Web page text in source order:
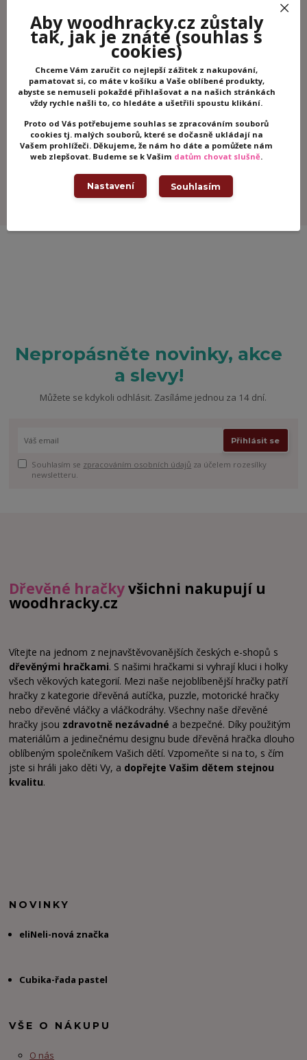
90 Kč/ks
Skladem -
odesíláme ihned
Přidat do košíku
90 Kč
Nepropásněte novinky, akce
a slevy!
Můžete se kdykoli odhlásit. Zasíláme jednou za 14 dní.
Přihlásit se
Souhlasím se zpracováním osobních údajů za účelem rozesílky
newsletteru.
Dřevěné hračkyvšichni nakupují u
woodhracky.cz
Vítejte na jednom z nejnavštěvovanějších českých e-shopů s
dřevěnými hračkami. S našimi hračkami si vyhrají kluci i holky
všech věkových kategorií. Mezi naše nejoblíbenější hračky patří
hračky z kategorie dřevěná autíčka, puzzle, motorické hračky
nebo dřevěné vláčky a vláčkodráhy. Všechny naše dřevěné
hračky jsou zdravotně nezávadné a bezpečné. Díky použitým
materiálům a jedinečnému designu bude dřevěná hračka dlouho
oblíbeným společníkem Vašich dětí. Vzpomeňte si na to, s čím
jste si hráli jako děti Vy, a dopřejte Vašim dětem stejnou
kvalitu.
NOVINKY
eliNeli-nová značka
Cubika-řada pastel
VŠE O NÁKUPU
O nás
Aby woodhracky.cz zůstaly
tak, jak je znáte(souhlas s
cookies)
Chceme Vám zaručit co nejlepší zážitek z nakupování,
pamatovat si, co máte v košíku a Vaše oblíbené produkty,
abyste se nemuseli pokaždé přihlašovat a na našich stránkách
vždy rychle našli to, co hledáte a ušetřili spoustu klikání.
Proto od Vás potřebujeme souhlas se zpracováním souborů
cookies tj. malých souborů, které se dočasně ukládají na
Vašem prohlížeči. Děkujeme, že nám ho dáte a pomůžete nám
web zlepšovat. Budeme se k Vašim datům chovat slušně.
Nastavení Souhlasím